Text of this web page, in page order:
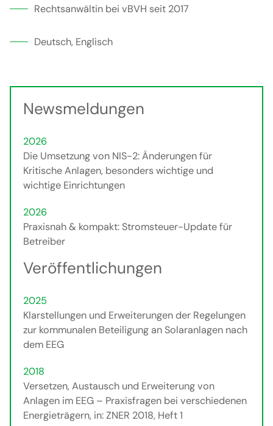
Rechtsanwältin bei vBVH seit 2017
Deutsch, Englisch
Newsmeldungen
2026
Die Umsetzung von NIS-2: Änderungen für
Kritische Anlagen, besonders wichtige und
wichtige Einrichtungen
2026
Praxisnah & kompakt: Stromsteuer-Update für
Betreiber
Veröffentlichungen
2025
Klarstellungen und Erweiterungen der Regelungen
zur kommunalen Beteiligung an Solaranlagen nach
dem EEG
2018
Versetzen, Austausch und Erweiterung von
Anlagen im EEG – Praxisfragen bei verschiedenen
Energieträgern, in: ZNER 2018, Heft 1